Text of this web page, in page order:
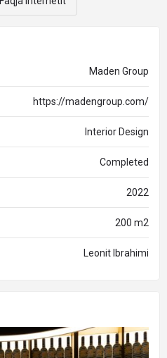
Maden Group
https://madengroup.com/
Interior Design
Completed
2022
200 m2
Leonit Ibrahimi